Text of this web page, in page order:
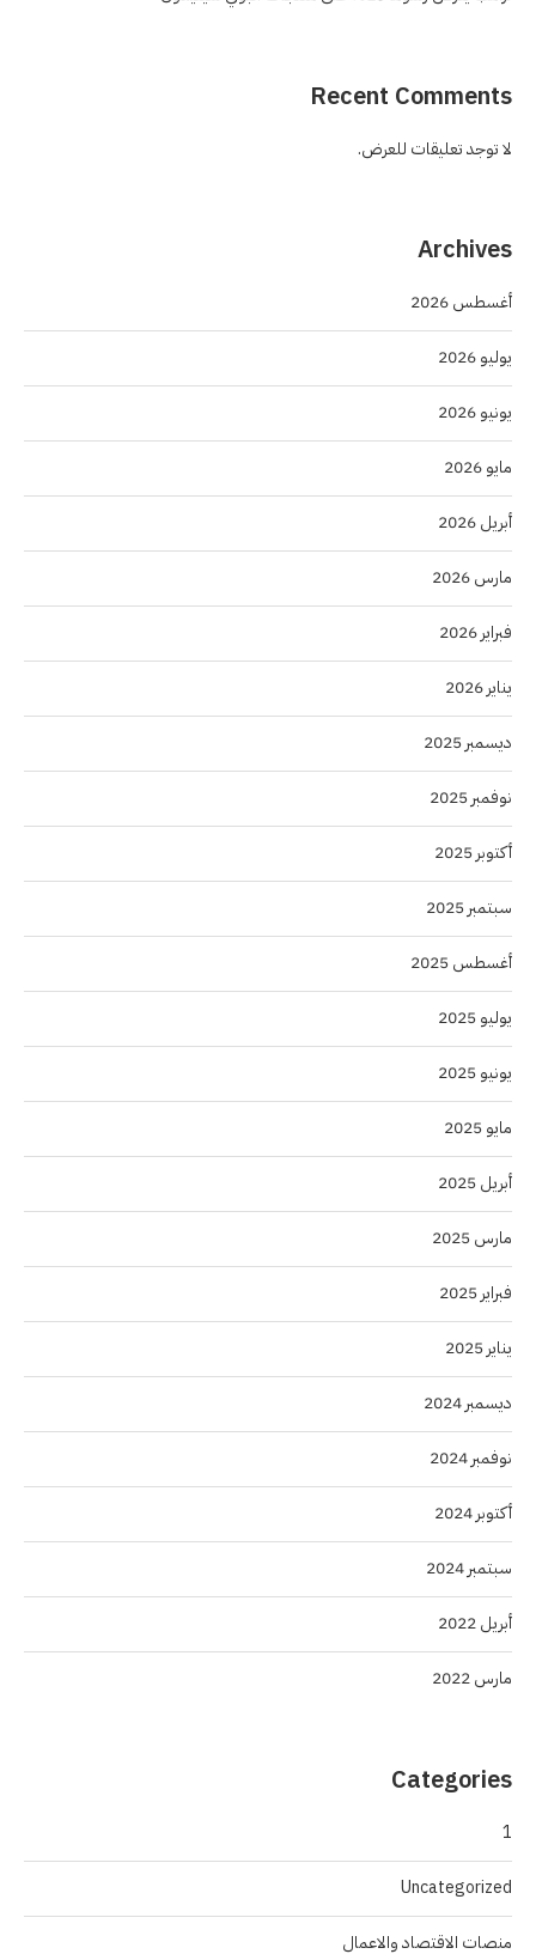
Recent Comments
لا توجد تعليقات للعرض.
Archives
أغسطس 2026
يوليو 2026
يونيو 2026
مايو 2026
أبريل 2026
مارس 2026
فبراير 2026
يناير 2026
ديسمبر 2025
نوفمبر 2025
أكتوبر 2025
سبتمبر 2025
أغسطس 2025
يوليو 2025
يونيو 2025
مايو 2025
أبريل 2025
مارس 2025
فبراير 2025
يناير 2025
ديسمبر 2024
نوفمبر 2024
أكتوبر 2024
سبتمبر 2024
أبريل 2022
مارس 2022
Categories
1
Uncategorized
منصات الاقتصاد والاعمال